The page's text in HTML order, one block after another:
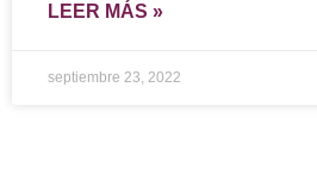
LEER MÁS »
septiembre 23, 2022